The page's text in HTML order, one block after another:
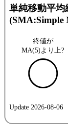
単純移動平均
(SMA:Simple
終値が
MA(5)より上?
◯
Update 2026-08-06